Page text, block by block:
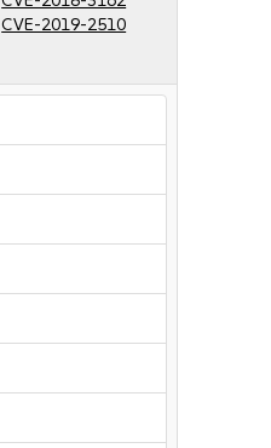
CVE-2019-2510